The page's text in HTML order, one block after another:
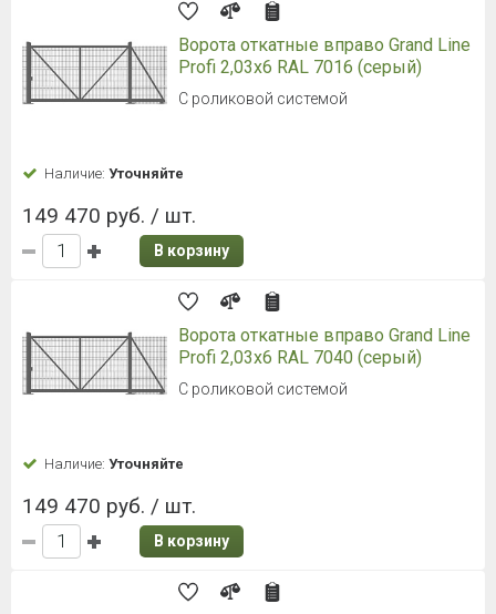
Ворота откатные вправо Grand Line
Profi 2,03x6 RAL 7016 (серый)
С роликовой системой
Наличие: Уточняйте
149 470 руб. / шт.
В корзину
Ворота откатные вправо Grand Line
Profi 2,03x6 RAL 7040 (серый)
С роликовой системой
Наличие: Уточняйте
149 470 руб. / шт.
В корзину